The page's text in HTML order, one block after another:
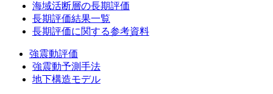
海域活断層の長期評価
長期評価結果一覧
長期評価に関する参考資料
強震動評価
強震動予測手法
地下構造モデル